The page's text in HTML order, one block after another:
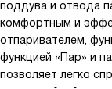
поддува и отвода
комфортным и
отпаривателем,
функцией «Пар» и
позволяет легко